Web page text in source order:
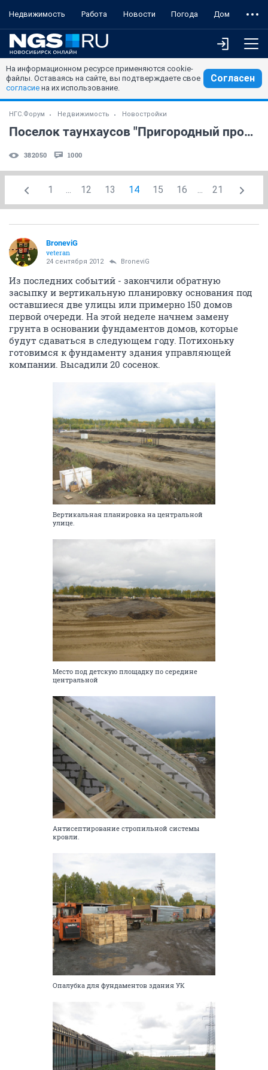
Недвижимость Работа Новости Погода Дом
На информационном ресурсе применяются cookie-
файлы. Оставаясь на сайте, вы подтверждаете свое
согласие на их использование.
Согласен
НГС.Форум Недвижимость Новостройки
Поселок таунхаусов "Пригородный простор"
382050 1000
1 ... 12 13 14 15 16 ... 21
BroneviG
veteran
24 сентября 2012 BroneviG
Из последних событий - закончили обратную
засыпку и вертикальную планировку основания под
оставшиеся две улицы или примерно 150 домов
первой очереди. На этой неделе начнем замену
грунта в основании фундаментов домов, которые
будут сдаваться в следующем году. Потихоньку
готовимся к фундаменту здания управляющей
компании. Высадили 20 сосенок.
Вертикальная планировка на центральной
улице.
Место под детскую площадку по середине
центральной
Антисептирование стропильной системы
кровли.
Опалубка для фундаментов здания УК